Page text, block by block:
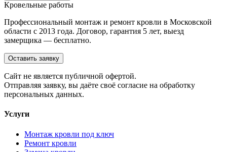
Кровельные работы
Профессиональный монтаж и ремонт кровли в Московской
области с 2013 года. Договор, гарантия 5 лет, выезд
замерщика — бесплатно.
Оставить заявку
Cайт не является публичной офертой.
Отправляя заявку, вы даёте своё согласие на обработку
персональных данных.
Услуги
Монтаж кровли под ключ
Ремонт кровли